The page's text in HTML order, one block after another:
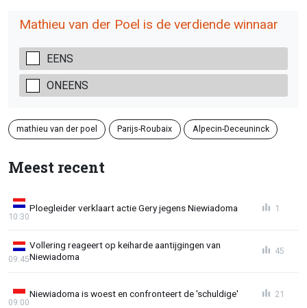
Mathieu van der Poel is de verdiende winnaar
EENS
ONEENS
mathieu van der poel Parijs-Roubaix Alpecin-Deceuninck
Meest recent
Ploegleider verklaart actie Gery jegens Niewiadoma
10:30
1
Vollering reageert op keiharde aantijgingen van
Niewiadoma
09:45
45
Niewiadoma is woest en confronteert de 'schuldige'
09:00
21